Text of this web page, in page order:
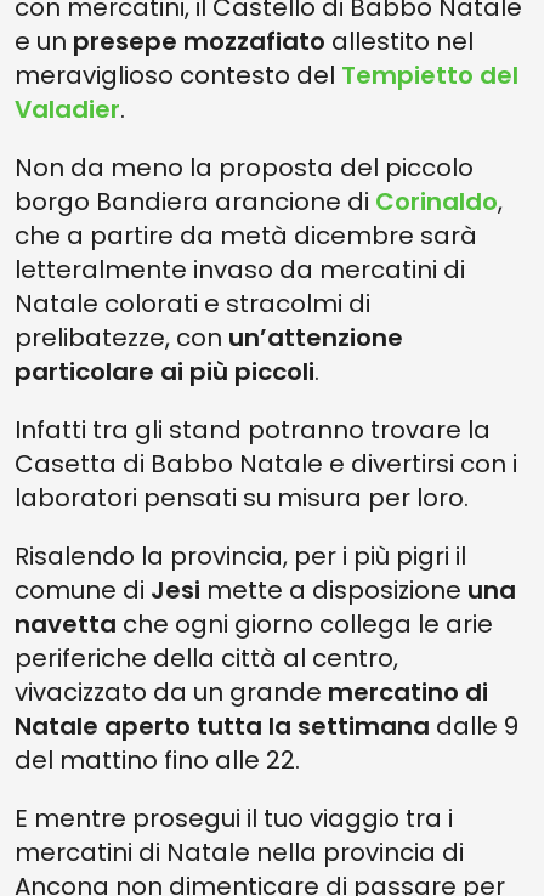
con mercatini, il Castello di Babbo Natale
e un presepe mozzafiato allestito nel
meraviglioso contesto del Tempietto del
Valadier.
Non da meno la proposta del piccolo
borgo Bandiera arancione di Corinaldo,
che a partire da metà dicembre sarà
letteralmente invaso da mercatini di
Natale colorati e stracolmi di
prelibatezze, con un’attenzione
particolare ai più piccoli.
Infatti tra gli stand potranno trovare la
Casetta di Babbo Natale e divertirsi con i
laboratori pensati su misura per loro.
Risalendo la provincia, per i più pigri il
comune di Jesi mette a disposizione una
navetta che ogni giorno collega le arie
periferiche della città al centro,
vivacizzato da un grande mercatino di
Natale aperto tutta la settimana dalle 9
del mattino fino alle 22.
E mentre prosegui il tuo viaggio tra i
mercatini di Natale nella provincia di
Ancona non dimenticare di passare per